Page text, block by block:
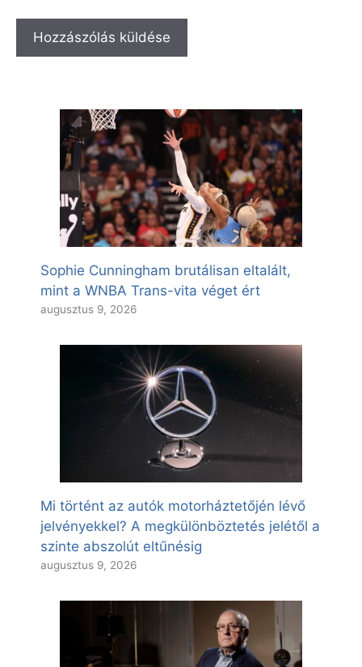
Sophie Cunningham brutálisan eltalált,
mint a WNBA Trans-vita véget ért
augusztus 9, 2026
Mi történt az autók motorháztetőjén lévő
jelvényekkel? A megkülönböztetés jelétől a
szinte abszolút eltűnésig
augusztus 9, 2026